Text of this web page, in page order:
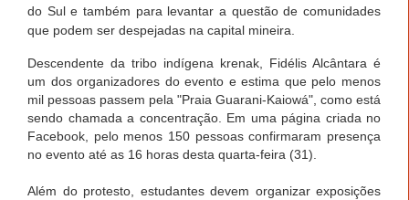
do Sul e também para levantar a questão de comunidades
que podem ser despejadas na capital mineira.
Descendente da tribo indígena krenak, Fidélis Alcântara é
um dos organizadores do evento e estima que pelo menos
mil pessoas passem pela "Praia Guarani-Kaiowá", como está
sendo chamada a concentração. Em uma página criada no
Facebook, pelo menos 150 pessoas confirmaram presença
no evento até as 16 horas desta quarta-feira (31).
Além do protesto, estudantes devem organizar exposições